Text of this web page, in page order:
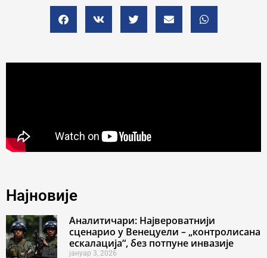
Најновије
Аналитичари: Највероватнији
сценарио у Венецуели – „контролисана
ескалација“, без потпуне инвазије
јануар 3, 2026